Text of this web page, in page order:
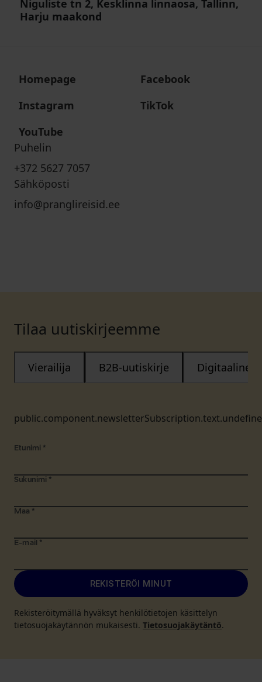
Niguliste tn 2, Kesklinna linnaosa, Tallinn,
Harju maakond
Homepage
Facebook
Instagram
TikTok
YouTube
Puhelin
+372 5627 7057
Sähköposti
info@pranglireisid.ee
Tilaa uutiskirjeemme
Vierailija B2B-uutiskirje Digitaalinen
Etunimi *
Sukunimi *
Maa *
E-mail *
REKISTERÖI MINUT
Rekisteröitymällä hyväksyt henkilötietojen käsittelyn
tietosuojakäytännön mukaisesti. Tietosuojakäytäntö.